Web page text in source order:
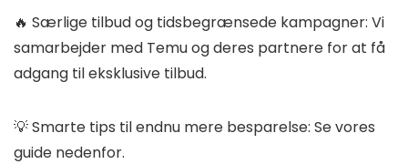
🔥 Særlige tilbud og tidsbegrænsede kampagner: Vi
samarbejder med Temu og deres partnere for at få
adgang til eksklusive tilbud.
💡Smarte tips til endnu mere besparelse: Se vores
guide nedenfor.